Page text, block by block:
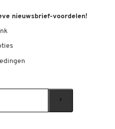
nieuwsbrief-voordelen!